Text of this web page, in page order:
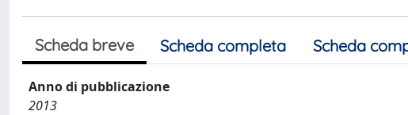
Scheda breve Scheda completa Scheda
Anno di pubblicazione
2013